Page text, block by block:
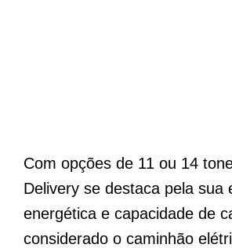
Com opções de 11 ou 14
Delivery se destaca pela sua
energética e capacidade de
considerado o caminhão